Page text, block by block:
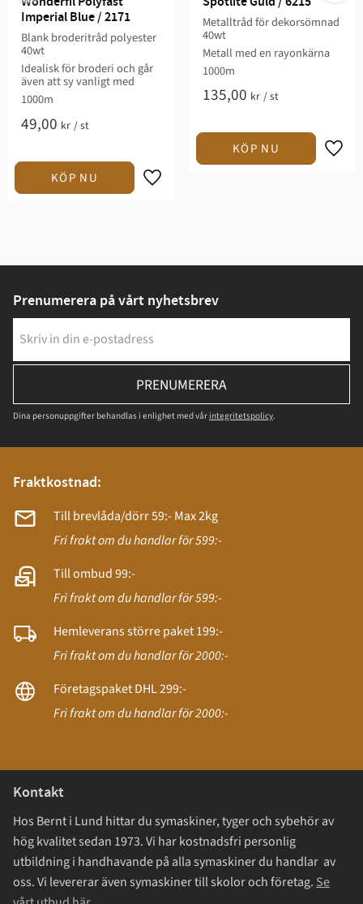
Imperial Blue / 2171
Blank broderitråd polyester
40wt
Idealisk för broderi och går
även att sy vanligt med
1000m
49,00 kr /st
Metalltråd för dekorsömnad
40wt
Metall med en rayonkärna
1000m
135,00 kr /st
Prenumerera på vårt nyhetsbrev
PRENUMERERA
Dina personuppgifter behandlas i enlighet med vår integritetspolicy.
Fraktkostnad:
Till brevlåda/dörr 59:- Max 2kg
Fri frakt om du handlar för 599:-
Till ombud 99:-
Fri frakt om du handlar för 599:-
Hemleverans större paket 199:-
Fri frakt om du handlar för 2000:-
Företagspaket DHL 299:-
Fri frakt om du handlar för 2000:-
Kontakt
Hos Bernt i Lund hittar du symaskiner, tyger och sybehör av
hög kvalitet sedan 1973. Vi har kostnadsfri personlig
utbildning i handhavande på alla symaskiner du handlar av
oss. Vi levererar även symaskiner till skolor och företag. Se